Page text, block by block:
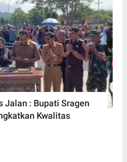
Jalan : Bupati Sragen
Kwalitas